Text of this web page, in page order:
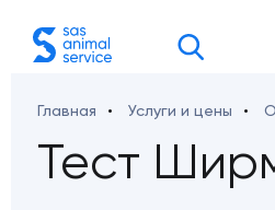
Главная Услуги и цены
Тест